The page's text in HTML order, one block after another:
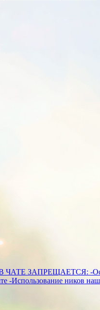
ЧАТЕ ЗАПРЕЩАЕТСЯ: -
-Использование ников